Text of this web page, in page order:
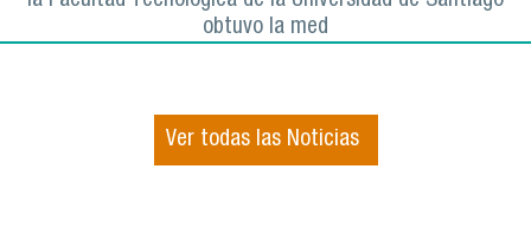
obtuvo la med
Ver todas las Noticias